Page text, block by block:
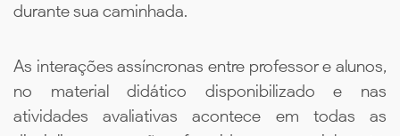
durante sua caminhada.
As interações assíncronas entre professor e alunos,
no material didático disponibilizado e nas
atividades avaliativas acontece em todas as